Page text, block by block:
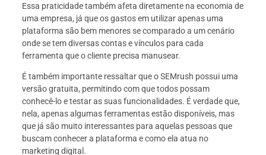
Essa praticidade também afeta diretamente na economia de
uma empresa, já que os gastos em utilizar apenas uma
plataforma são bem menores se comparado a um cenário
onde se tem diversas contas e vínculos para cada
ferramenta que o cliente precisa manusear.
É também importante ressaltar que o SEMrush possui uma
versão gratuita, permitindo com que todos possam
conhecê-lo e testar as suas funcionalidades. É verdade que,
nela, apenas algumas ferramentas estão disponíveis, mas
que já são muito interessantes para aquelas pessoas que
buscam conhecer a plataforma e como ela atua no
marketing digital.